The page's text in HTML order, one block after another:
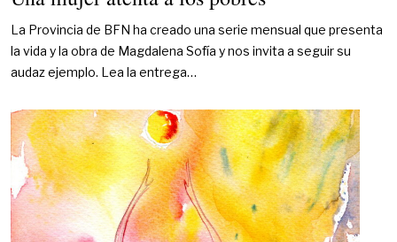
La Provincia de BFN ha creado una serie mensual que presenta
la vida y la obra de Magdalena Sofía y nos invita a seguir su
audaz ejemplo. Lea la entrega…